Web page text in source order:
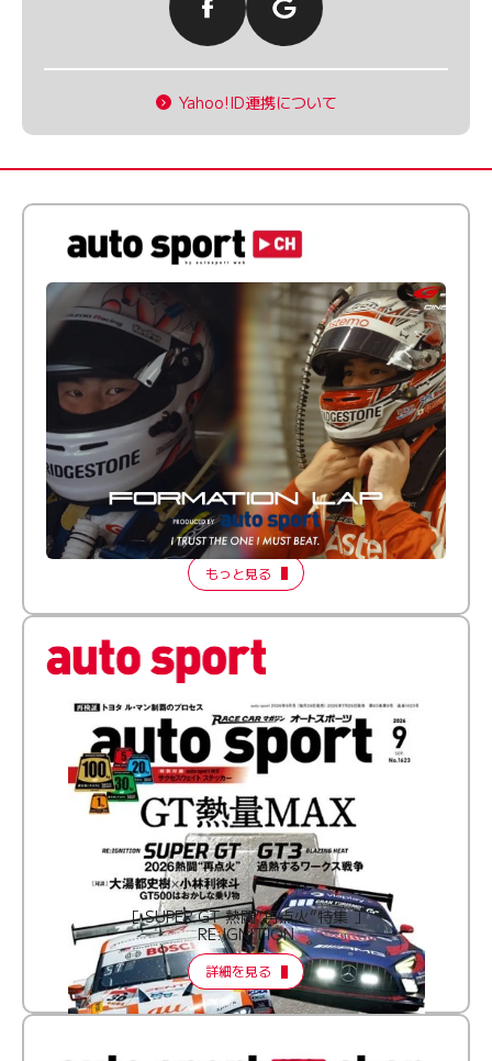
Yahoo!ID連携について
倒す相手を、信じてる。小林利徠斗 × 野村勇斗
【FORMATION LAP Produced by auto sport】
2026 Episode 2
もっと見る
［ SUPER GT 熱闘“再点火”特集 ］
RE:IGNITION
詳細を見る